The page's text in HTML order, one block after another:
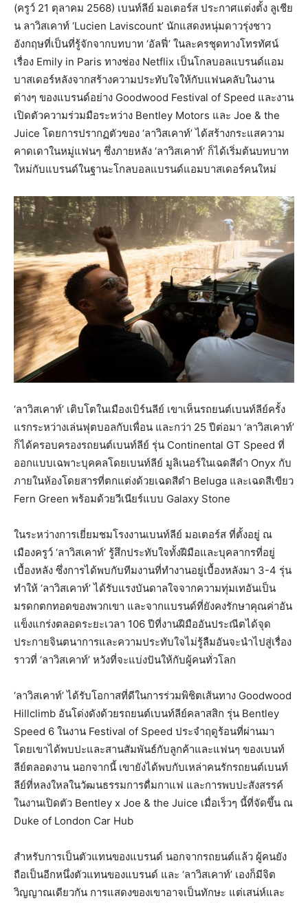
(ครูว์ 21 ตุลาคม 2568) เบนท์ลีย์ มอเตอร์ส ประกาศแต่งตั้ง ลูเชีย
น ลาวิสเคาท์ ‘Lucien Laviscount’ นักแสดงหนุ่มดาวรุ่งชาว
อังกฤษที่เป็นที่รู้จักจากบทบาท ‘อัลฟี่’ ในละครชุดทางโทรทัศน์
เรื่อง Emily in Paris ทางช่อง Netflix เป็นโกลบอลแบรนด์แอม
บาสเดอร์หลังจากสร้างความประทับใจให้กับแฟนคลับในงาน
ต่างๆ ของแบรนด์อย่าง Goodwood Festival of Speed และงาน
เปิดตัวความร่วมมือระหว่าง Bentley Motors และ Joe & the
Juice โดยการปรากฏตัวของ ‘ลาวิสเคาท์’ ได้สร้างกระแสความ
คาดเดาในหมู่แฟนๆ ซึ่งภายหลัง ‘ลาวิสเคาท์’ ก็ได้เริ่มต้นบทบาท
ใหม่กับแบรนด์ในฐานะโกลบอลแบรนด์แอมบาสเดอร์คนใหม่
‘ลาวิสเคาท์’ เติบโตในเมืองเบิร์นลีย์ เขาเห็นรถยนต์เบนท์ลีย์ครั้ง
แรกระหว่างเล่นฟุตบอลกับเพื่อน และกว่า 25 ปีต่อมา ‘ลาวิสเคาท์’
ก็ได้ครอบครองรถยนต์เบนท์ลีย์ รุ่น Continental GT Speed ที่
ออกแบบเฉพาะบุคคลโดยเบนท์ลีย์ มูลิเนอร์ในเฉดสีดำ Onyx กับ
ภายในห้องโดยสารที่ตกแต่งด้วยเฉดสีดำ Beluga และเฉดสีเขียว
Fern Green พร้อมด้วยวีเนียร์แบบ Galaxy Stone
ในระหว่างการเยี่ยมชมโรงงานเบนท์ลีย์ มอเตอร์ส ที่ตั้งอยู่ ณ
เมืองครูว์ ‘ลาวิสเคาท์’ รู้สึกประทับใจทั้งฝีมือและบุคลากรที่อยู่
เบื้องหลัง ซึ่งการได้พบกับทีมงานที่ทำงานอยู่เบื้องหลังมา 3-4 รุ่น
ทำให้ ‘ลาวิสเคาท์’ ได้รับแรงบันดาลใจจากความทุ่มเทอันเป็น
มรดกตกทอดของพวกเขา และจากแบรนด์ที่ยังคงรักษาคุณค่าอัน
แข็งแกร่งตลอดระยะเวลา 106 ปีที่งานฝีมืออันประณีตได้จุด
ประกายจินตนาการและความประทับใจไม่รู้ลืมอันจะนำไปสู่เรื่อง
ราวที่ ‘ลาวิสเคาท์’ หวังที่จะแบ่งปันให้กับผู้คนทั่วโลก
‘ลาวิสเคาท์’ ได้รับโอกาสที่ดีในการร่วมพิชิตเส้นทาง Goodwood
Hillclimb อันโด่งดังด้วยรถยนต์เบนท์ลีย์คลาสสิก รุ่น Bentley
Speed ​​6 ในงาน Festival of Speed ​​ประจำฤดูร้อนที่ผ่านมา
โดยเขาได้พบปะและสานสัมพันธ์กับลูกค้าและแฟนๆ ของเบนท์
ลีย์ตลอดงาน นอกจากนี้ เขายังได้พบกับเหล่าคนรักรถยนต์เบนท์
ลีย์ที่หลงใหลในวัฒนธรรมการดื่มกาแฟ และการพบปะสังสรรค์
ในงานเปิดตัว Bentley x Joe & the Juice เมื่อเร็วๆ นี้ที่จัดขึ้น ณ
Duke of London Car Hub
สำหรับการเป็นตัวแทนของแบรนด์ นอกจากรถยนต์แล้ว ผู้คนยัง
ถือเป็นอีกหนึ่งตัวแทนของแบรนด์ และ ‘ลาวิสเคาท์’ เองก็มีจิต
วิญญาณเดียวกัน การแสดงของเขาอาจเป็นทักษะ แต่เสน่ห์และ